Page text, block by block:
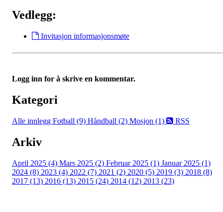
Vedlegg:
Invitasjon informasjonsmøte
Logg inn for å skrive en kommentar.
Kategori
Alle innlegg Fotball (9) Håndball (2) Mosjon (1) RSS
Arkiv
April 2025 (4) Mars 2025 (2) Februar 2025 (1) Januar 2025 (1)
2024 (8) 2023 (4) 2022 (7) 2021 (2) 2020 (5) 2019 (3) 2018 (8)
2017 (13) 2016 (13) 2015 (24) 2014 (12) 2013 (23)